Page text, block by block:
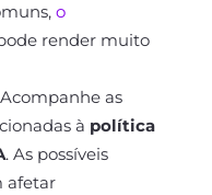
o
render muito
as
à política
. As possíveis
afetar